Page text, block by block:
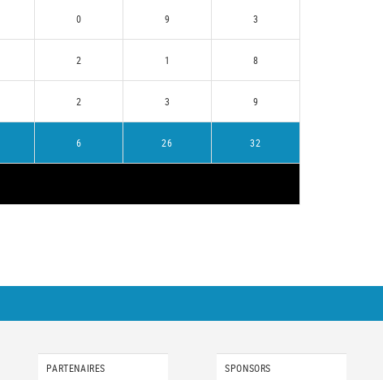
0 9 3
2 1 8
2 3 9
6 26 32
PARTENAIRES
SPONSORS